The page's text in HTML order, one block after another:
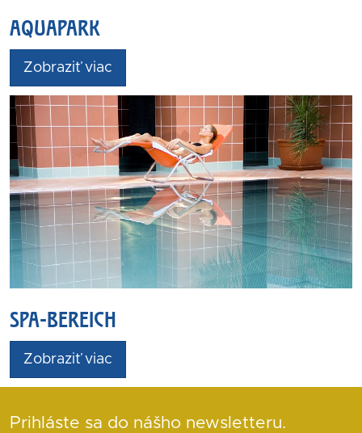
AQUAPARK
Zobraziť viac
SPA-BEREICH
Zobraziť viac
Prihláste sa do nášho newsletteru.